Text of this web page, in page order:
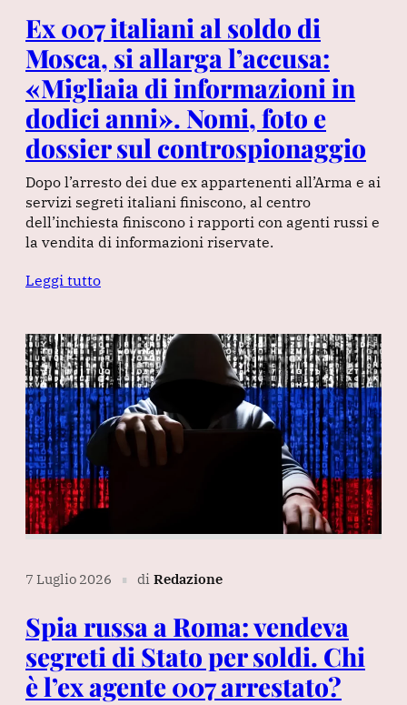
Ex 007 italiani al soldo di
Mosca, si allarga l’accusa:
«Migliaia di informazioni in
dodici anni». Nomi, foto e
dossier sul controspionaggio
Dopo l’arresto dei due ex appartenenti all’Arma e ai
servizi segreti italiani finiscono, al centro
dell’inchiesta finiscono i rapporti con agenti russi e
la vendita di informazioni riservate.
Leggi tutto
7 Luglio 2026 ∎ di Redazione
Spia russa a Roma: vendeva
segreti di Stato per soldi. Chi
è l’ex agente 007 arrestato?